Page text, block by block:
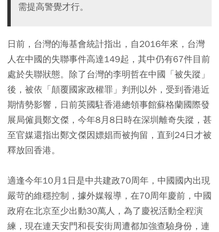
需提高警覺才行。
日前，台灣的海基會統計指出，自2016年來，台灣
人在中國的失聯事件高達149起，其中仍有67件目前
處於失聯狀態。除了台灣的李明哲在中國「被失蹤」
後，被依「顛覆國家政權罪」判刑以外，受到香港近
期情勢影響，日前英國駐香港總領事館蘇格蘭國際發
展局僱員鄭文傑，今年8月8日時在深圳離奇失蹤，甚
至官媒還指出鄭文傑因嫖娼而被拘留，直到24日才被
釋放回香港。
適逢今年10月1日是中共建政70周年，中國國內出現
嚴苛的維穩控制，據外媒報導，在70周年慶前，中國
政府在北京至少出動30萬人，為了慶祝活動全程演
練，現在連天安門和長安街周遭都加強查驗身份，連